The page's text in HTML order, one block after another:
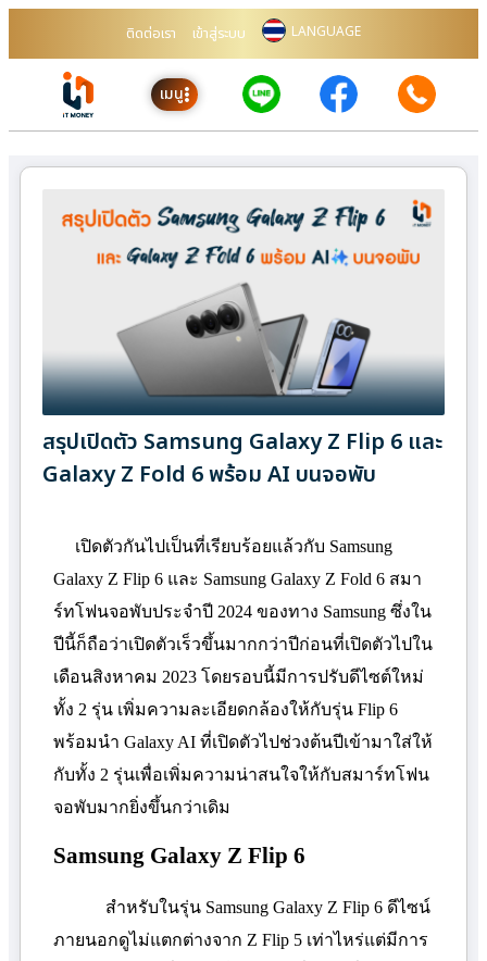
ติดต่อเรา เข้าสู่ระบบ LANGUAGE
เมนู
สรุปเปิดตัว Samsung Galaxy Z Flip 6 และ
Galaxy Z Fold 6 พร้อม AI บนจอพับ
เปิดตัวกันไปเป็นที่เรียบร้อยแล้วกับ Samsung
Galaxy Z Flip 6 และ Samsung Galaxy Z Fold 6 สมา
ร์ทโฟนจอพับประจำปี 2024 ของทาง Samsung ซึ่งใน
ปีนี้ก็ถือว่าเปิดตัวเร็วขึ้นมากกว่าปีก่อนที่เปิดตัวไปใน
เดือนสิงหาคม 2023 โดยรอบนี้มีการปรับดีไซต์ใหม่
ทั้ง 2 รุ่น เพิ่มความละเอียดกล้องให้กับรุ่น Flip 6
พร้อมนำ Galaxy AI ที่เปิดตัวไปช่วงต้นปีเข้ามาใส่ให้
กับทั้ง 2 รุ่นเพื่อเพิ่มความน่าสนใจให้กับสมาร์ทโฟน
จอพับมากยิ่งขึ้นกว่าเดิม
Samsung Galaxy Z Flip 6
สำหรับในรุ่น Samsung Galaxy Z Flip 6 ดีไซน์
ภายนอกดูไม่แตกต่างจาก Z Flip 5 เท่าไหร่แต่มีการ